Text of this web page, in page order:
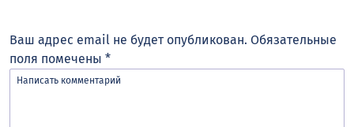
Ваш адрес email не будет опубликован. Обязательные
поля помечены *